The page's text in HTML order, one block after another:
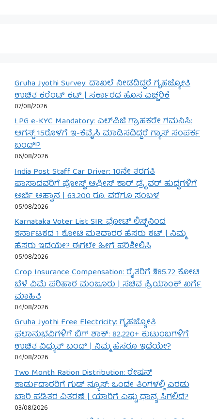
Gruha Jyothi Survey: ದಾಖಲೆ ನೀಡದಿದ್ದರೆ ಗೃಹಜ್ಯೋತಿ
ಉಚಿತ ಕರೆಂಟ್ ಕಟ್ | ಸರ್ಕಾರದ ಹೊಸ ಎಚ್ಚರಿಕೆ
07/08/2026
LPG e-KYC Mandatory: ಎಲ್‌ಪಿಜಿ ಗ್ರಾಹಕರೇ ಗಮನಿಸಿ:
ಆಗಸ್ಟ್ 15ರೊಳಗೆ ಇ-ಕೆವೈಸಿ ಮಾಡಿಸದಿದ್ದರೆ ಗ್ಯಾಸ್ ಸಂಪರ್ಕ
ಬಂದ್!?
06/08/2026
India Post Staff Car Driver: 10ನೇ ತರಗತಿ
ಪಾಸಾದವರಿಗೆ ಪೋಸ್ಟ್ ಆಫೀಸ್ ಕಾರ್ ಡ್ರೈವರ್ ಹುದ್ದೆಗಳಿಗೆ
ಅರ್ಜಿ ಆಹ್ವಾನ | 63,200 ರೂ. ವರೆಗೂ ಸಂಬಳ
05/08/2026
Karnataka Voter List SIR: ವೋಟ್ ಲಿಸ್ಟ್‌ನಿಂದ
ಕರ್ನಾಟಕದ 1 ಕೋಟಿ ಮತದಾರರ ಹೆಸರು ಕಟ್ | ನಿಮ್ಮ
ಹೆಸರು ಇದೆಯೇ? ಈಗಲೇ ಹೀಗೆ ಪರಿಶೀಲಿಸಿ
05/08/2026
Crop Insurance Compensation: ರೈತರಿಗೆ ₹585.72 ಕೋಟಿ
ಬೆಳೆ ವಿಮೆ ಪರಿಹಾರ ಮಂಜೂರು | ಸಚಿವ ಪ್ರಿಯಾಂಕ್ ಖರ್ಗೆ
ಮಾಹಿತಿ
04/08/2026
Gruha Jyothi Free Electricity: ಗೃಹಜ್ಯೋತಿ
ಫಲಾನುಭವಿಗಳಿಗೆ ಬಿಗ್ ಶಾಕ್: 82,220+ ಕುಟುಂಬಗಳಿಗೆ
ಉಚಿತ ವಿದ್ಯುತ್ ಬಂದ್ | ನಿಮ್ಮ ಹೆಸರೂ ಇದೆಯೇ?
04/08/2026
Two Month Ration Distribution: ರೇಷನ್
ಕಾರ್ಡುದಾರರಿಗೆ ಗುಡ್ ನ್ಯೂಸ್: ಒಂದೇ ತಿಂಗಳಲ್ಲಿ ಎರಡು
ಬಾರಿ ಪಡಿತರ ವಿತರಣೆ | ಯಾರಿಗೆ ಎಷ್ಟು ಧಾನ್ಯ ಸಿಗಲಿದೆ?
03/08/2026